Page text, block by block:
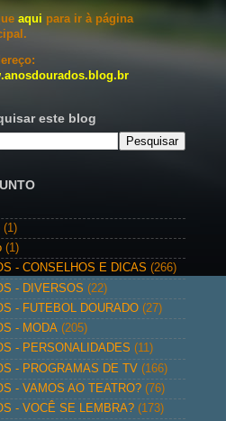
aqui para ir à página
este blog
(1)
(1)
- CONSELHOS E DICAS (266)
- DIVERSOS (22)
- FUTEBOL DOURADO (27)
- MODA (205)
- PERSONALIDADES (11)
- PROGRAMAS DE TV (166)
- VAMOS AO TEATRO? (76)
- VOCÊ SE LEMBRA? (173)